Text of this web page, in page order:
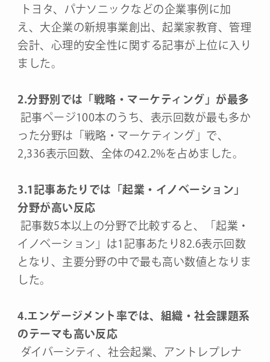
トヨタ、パナソニックなどの企業事例に加
え、大企業の新規事業創出、起業家教育、管理
会計、心理的安全性に関する記事が上位に入り
ました。
2.分野別では「戦略・マーケティング」が最多
記事ページ100本のうち、表示回数が最も多か
った分野は「戦略・マーケティング」で、
2,336表示回数、全体の42.2%を占めました。
3.1記事あたりでは「起業・イノベーション」
分野が高い反応
記事数5本以上の分野で比較すると、「起業・
イノベーション」は1記事あたり82.6表示回数
となり、主要分野の中で最も高い数値となりま
した。
4.エンゲージメント率では、組織・社会課題系
のテーマも高い反応
ダイバーシティ、社会起業、アントレプレナ